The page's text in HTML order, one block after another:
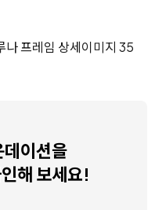
이션을
해 보세요!